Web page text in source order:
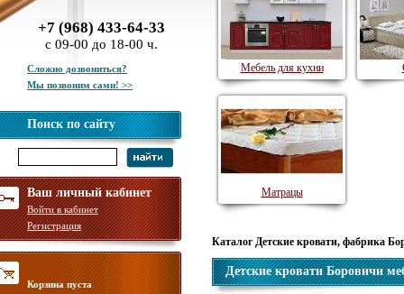
+7 (968) 433-64-33
с 09-00 до 18-00 ч.
Сложно дозвониться?
Мы позвоним сами! >>
Поиск по сайту
Ваш личный кабинет
Войти в кабинет
Регистрация
Корзина пуста
Мебель для кухни
Матрацы
Каталог Детские кровати, фабрика
Детские кровати Боровичи